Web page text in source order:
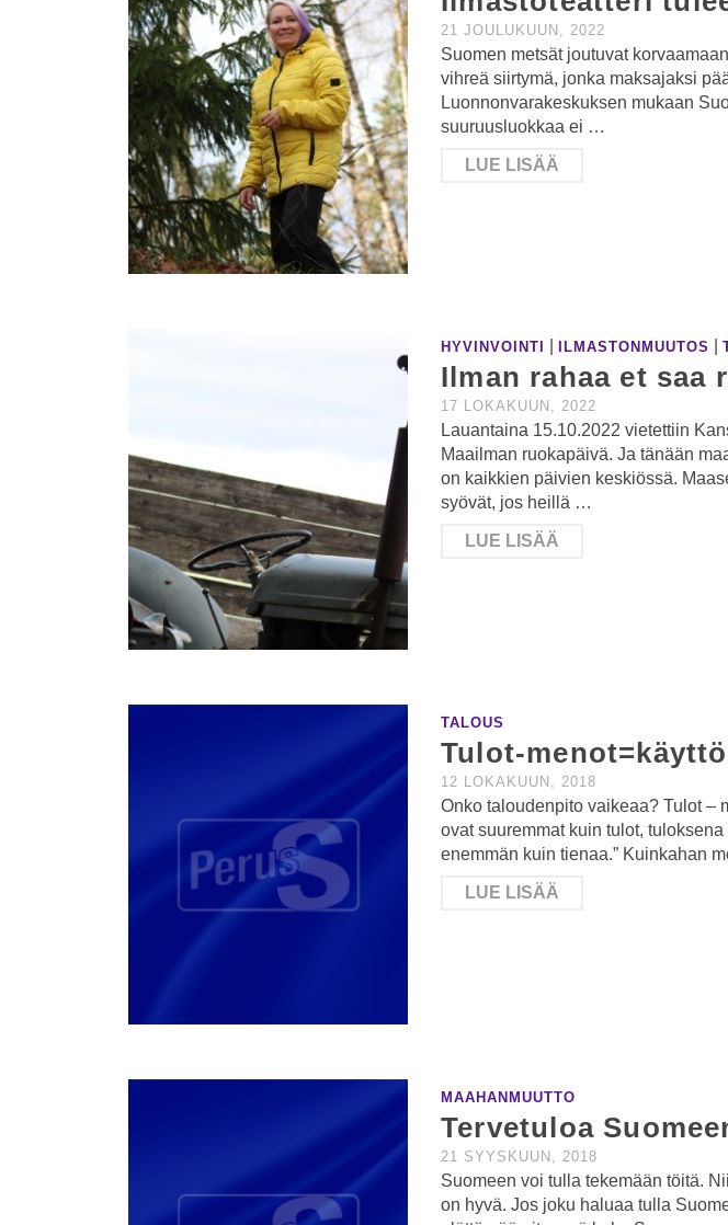
21 JOULUKUUN, 2022
Suomen metsät joutuvat
vihreä siirtymä, jonka maksajaksi
Luonnonvarakeskuksen mukaan
suuruusluokkaa ei …
LUE LISÄÄ
HYVINVOINTI ILMASTONMUUTOS
Ilman rahaa et saa
17 LOKAKUUN, 2022
Lauantaina 15.10.2022 vietettiin
Maailman ruokapäivä. Ja tänään
on kaikkien päivien keskiössä.
syövät, jos heillä …
LUE LISÄÄ
TALOUS
Tulot-
12 LOKAKUUN, 2018
Onko taloudenpito vaikeaa? Tulot –
ovat suuremmat kuin tulot,
enemmän kuin tienaa.” Kuinkahan
LUE LISÄÄ
MAAHANMUUTTO
Tervetuloa
21 SYYSKUUN, 2018
Suomeen voi tulla tekemään töitä.
on hyvä. Jos joku haluaa tulla